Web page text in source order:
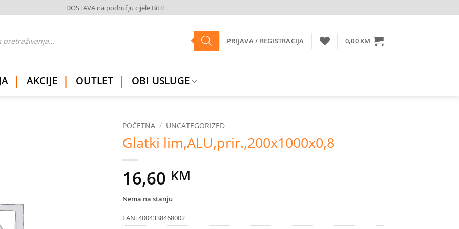
DOSTAVA na području cijele BiH!
PRIJAVA / REGISTRACIJA 0,00 KM
AKCIJE OUTLET OBI USLUGE
POČETNA / UNCATEGORIZED
Glatki lim,ALU,prir.,200x1000x0,8
16,60 KM
Nema na stanju
EAN:4004338468002